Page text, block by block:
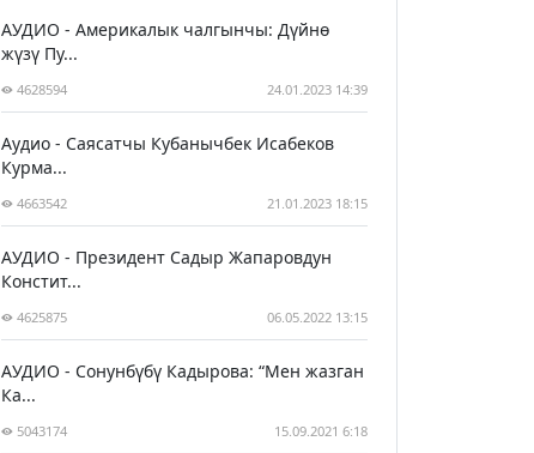
АУДИО - Америкалык чалгынчы: Дүйнө
жүзү Пу...
4628594 24.01.2023 14:39
Аудио - Саясатчы Кубанычбек Исабеков
Курма...
4663542 21.01.2023 18:15
АУДИО - Президент Садыр Жапаровдун
Констит...
4625875 06.05.2022 13:15
АУДИО - Сонунбүбү Кадырова: “Мен жазган
Ка...
5043174 15.09.2021 6:18